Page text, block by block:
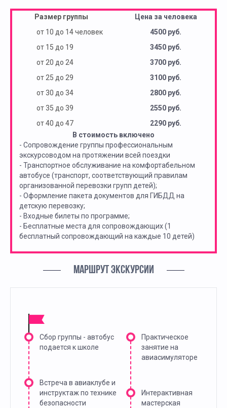
Размер группы
Цена за человека
от 10 до 14 человек
4500 руб.
от 15 до 19
3450 руб.
от 20 до 24
3700 руб.
от 25 до 29
3100 руб.
от 30 до 34
2800 руб.
от 35 до 39
2550 руб.
от 40 до 47
2290 руб.
В стоимость включено
- Сопровождение группы профессиональным
экскурсоводом на протяжении всей поездки
- Транспортное обслуживание на комфортабельном
автобусе (транспорт, соответствующий правилам
организованной перевозки групп детей);
- Оформление пакета документов для ГИБДД на
детскую перевозку;
- Входные билеты по программе;
- Бесплатные места для сопровождающих (1
бесплатный сопровождающий на каждые 10 детей)
МАРШРУТ ЭКСКУРСИИ
Сбор группы - автобус
подается к школе
Встреча в авиаклубе и
инструктаж по технике
безопасности
Практическое
занятие на
авиасимуляторе
Интерактивная
мастерская